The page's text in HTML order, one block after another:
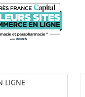
LIGNE